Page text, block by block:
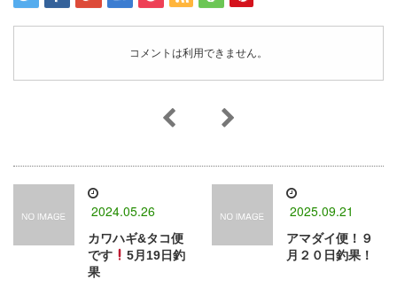
コメントは利用できません。
2024.05.26
カワハギ&タコ便
です
5月19日釣
果
2025.09.21
アマダイ便！９
月２０日釣果！